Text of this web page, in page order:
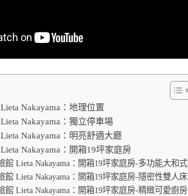
Nakayama：地理位置
Nakayama：獨立停車場
Nakayama：明亮舒適大廳
Nakayama：開箱19坪家庭房
館 Lieta Nakayama：開箱19坪家庭房-多功能大和式
館 Lieta Nakayama：開箱19坪家庭房-隱密性雙人床
館 Lieta Nakayama：開箱19坪家庭房-精緻可愛廚房